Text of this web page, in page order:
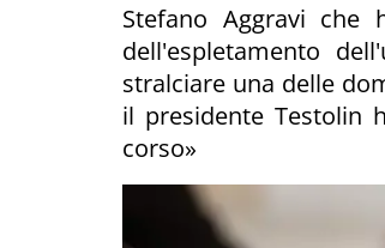
Stefano Aggravi che
dell'espletamento
stralciare una delle
il presidente Testolin
corso»